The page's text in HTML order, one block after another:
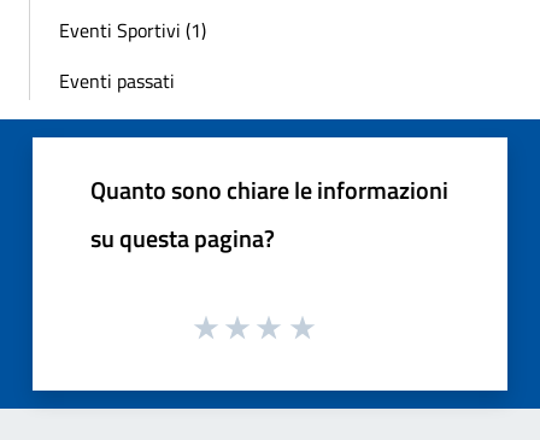
Eventi Sportivi (1)
Eventi passati
Quanto sono chiare le informazioni
su questa pagina?